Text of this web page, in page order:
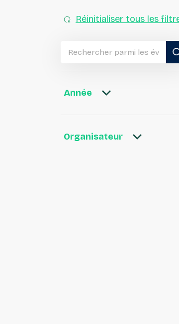
Réinitialiser tous les
Année
Organisateur